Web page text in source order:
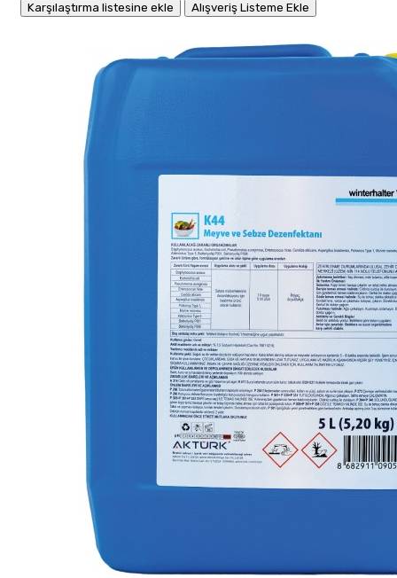
Karşılaştırma listesine ekle
Alışveriş Listeme Ekle